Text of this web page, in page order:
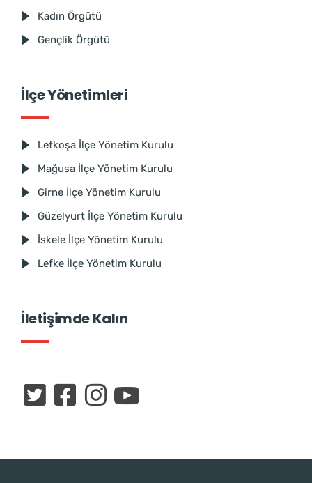
Kadın Örgütü
Gençlik Örgütü
İlçe Yönetimleri
Lefkoşa İlçe Yönetim Kurulu
Mağusa İlçe Yönetim Kurulu
Girne İlçe Yönetim Kurulu
Güzelyurt İlçe Yönetim Kurulu
İskele İlçe Yönetim Kurulu
Lefke İlçe Yönetim Kurulu
İletişimde Kalın